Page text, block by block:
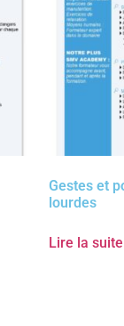
Gestes et
lourdes
Lire la suite